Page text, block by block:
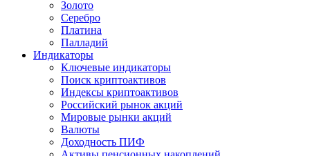
Золото
Серебро
Платина
Палладий
Индикаторы
Ключевые индикаторы
Поиск криптоактивов
Индексы криптоактивов
Российский рынок акций
Мировые рынки акций
Валюты
Доходность ПИФ